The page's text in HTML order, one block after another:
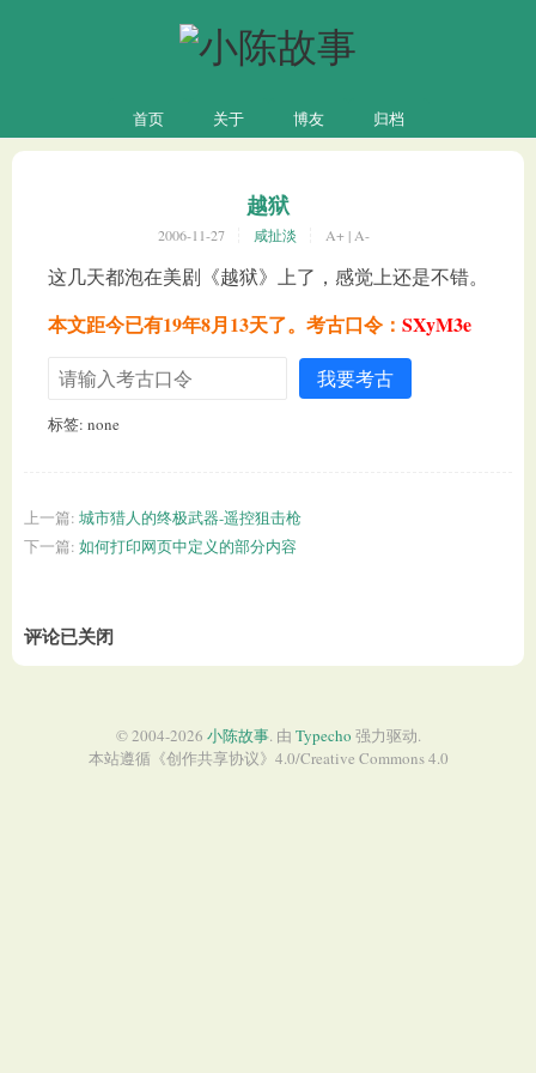
首页 关于 博友 归档
越狱
2006-11-27 咸扯淡 A+ |A-
这几天都泡在美剧《越狱》上了，感觉上还是不错。
本文距今已有19年8月13天了。考古口令： SXyM3e
我要考古
标签: none
上一篇: 城市猎人的终极武器-遥控狙击枪
下一篇: 如何打印网页中定义的部分内容
评论已关闭
© 2004-2026 小陈故事. 由 Typecho 强力驱动.
本站遵循《创作共享协议》4.0/Creative Commons 4.0